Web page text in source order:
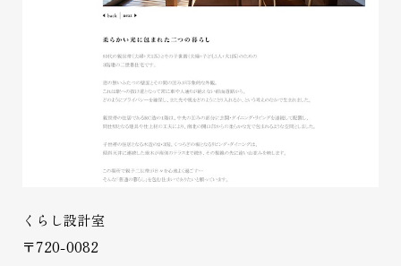
くらし設計室
〒720-0082